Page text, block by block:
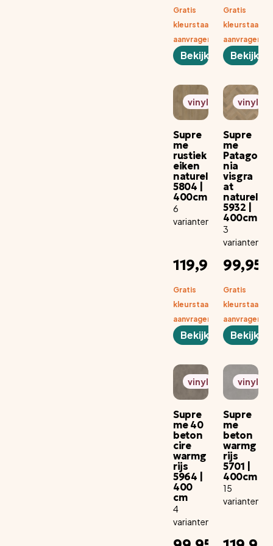
Gratis
kleurstaal
aanvragen
Bekijken
Gratis
kleurstaal
aanvragen
Bekijken
vinyl
Supre
me
rustiek
eiken
naturel
5804 |
400cm
6
varianten
119,95
per aantal
Gratis
kleurstaal
aanvragen
Bekijken
vinyl
Supre
me
Patago
nia
visgra
at
naturel
5932 |
400cm
3
varianten
99,95
Gratis
kleurstaal
aanvragen
Bekijken
vinyl
Supre
me 40
beton
cire
warmg
rijs
5964 |
400
cm
4
varianten
vinyl
Supre
me
beton
warmg
rijs
5701 |
400cm
15
varianten